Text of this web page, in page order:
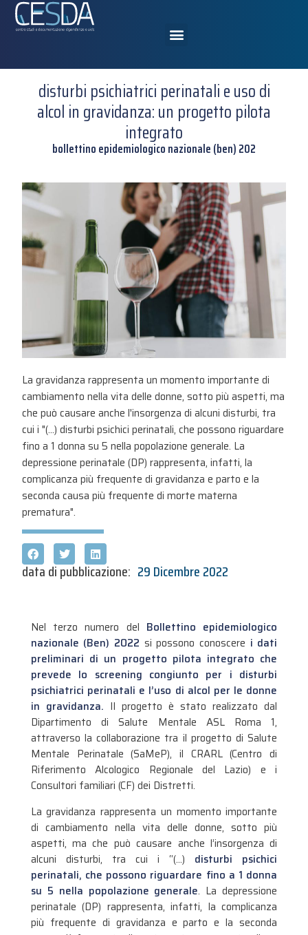
disturbi psichiatrici perinatali e uso di
alcol in gravidanza: un progetto pilota
integrato
bollettino epidemiologico nazionale (ben) 202
La gravidanza rappresenta un momento importante di
cambiamento nella vita delle donne, sotto più aspetti, ma
che può causare anche l'insorgenza di alcuni disturbi, tra
cui i "(...) disturbi psichici perinatali, che possono riguardare
fino a 1 donna su 5 nella popolazione generale. La
depressione perinatale (DP) rappresenta, infatti, la
complicanza più frequente di gravidanza e parto e la
seconda causa più frequente di morte materna
prematura".
data di pubblicazione: 29 Dicembre 2022
Nel terzo numero del Bollettino epidemiologico
nazionale (Ben) 2022 si possono conoscere i dati
preliminari di un progetto pilota integrato che
prevede lo screening congiunto per i disturbi
psichiatrici perinatali e l’uso di alcol per le donne
in gravidanza. Il progetto è stato realizzato dal
Dipartimento di Salute Mentale ASL Roma 1,
attraverso la collaborazione tra il progetto di Salute
Mentale Perinatale (SaMeP), il CRARL (Centro di
Riferimento Alcologico Regionale del Lazio) e i
Consultori familiari (CF) dei Distretti.
La gravidanza rappresenta un momento importante
di cambiamento nella vita delle donne, sotto più
aspetti, ma che può causare anche l’insorgenza di
alcuni disturbi, tra cui i “(…) disturbi psichici
perinatali, che possono riguardare fino a 1 donna
su 5 nella popolazione generale. La depressione
perinatale (DP) rappresenta, infatti, la complicanza
più frequente di gravidanza e parto e la seconda